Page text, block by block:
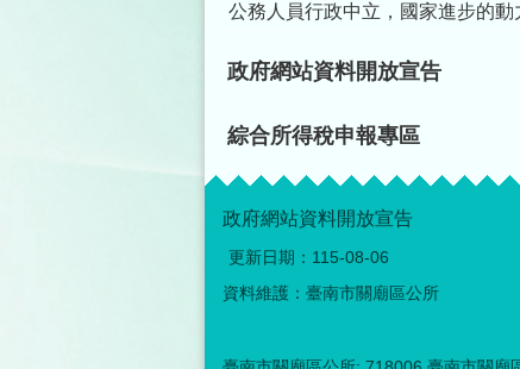
公務人員行政中立，國家進步的動
政府網站資料開放宣告
綜合所得稅申報專區
政府網站資料開放宣告
更新日期： 115-08-06
資料維護：臺南市關廟區公所